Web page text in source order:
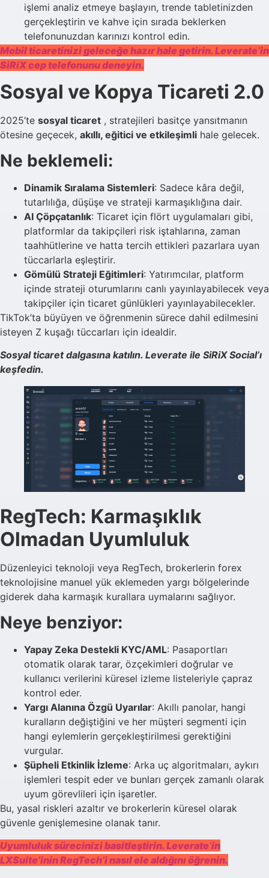
işlemi analiz etmeye başlayın, trende tabletinizden
gerçekleştirin ve kahve için sırada beklerken
telefonunuzdan karınızı kontrol edin.
Mobil ticaretinizi geleceğe hazır hale getirin. Leverate’in
SiRiX cep telefonunu deneyin.
Sosyal ve Kopya Ticareti 2.0
2025’te sosyal ticaret , stratejileri basitçe yansıtmanın
ötesine geçecek, akıllı, eğitici ve etkileşimli hale gelecek.
Ne beklemeli:
Dinamik Sıralama Sistemleri: Sadece kâra değil,
tutarlılığa, düşüşe ve strateji karmaşıklığına dair.
AI Çöpçatanlık: Ticaret için flört uygulamaları gibi,
platformlar da takipçileri risk iştahlarına, zaman
taahhütlerine ve hatta tercih ettikleri pazarlara uyan
tüccarlarla eşleştirir.
Gömülü Strateji Eğitimleri: Yatırımcılar, platform
içinde strateji oturumlarını canlı yayınlayabilecek veya
takipçiler için ticaret günlükleri yayınlayabilecekler.
TikTok’ta büyüyen ve öğrenmenin sürece dahil edilmesini
isteyen Z kuşağı tüccarları için idealdir.
Sosyal ticaret dalgasına katılın. Leverate ile SiRiX Social’ı
keşfedin.
RegTech: Karmaşıklık
Olmadan Uyumluluk
Düzenleyici teknoloji veya RegTech, brokerlerin forex
teknolojisine manuel yük eklemeden yargı bölgelerinde
giderek daha karmaşık kurallara uymalarını sağlıyor.
Neye benziyor:
Yapay Zeka Destekli KYC/AML: Pasaportları
otomatik olarak tarar, özçekimleri doğrular ve
kullanıcı verilerini küresel izleme listeleriyle çapraz
kontrol eder.
Yargı Alanına Özgü Uyarılar: Akıllı panolar, hangi
kuralların değiştiğini ve her müşteri segmenti için
hangi eylemlerin gerçekleştirilmesi gerektiğini
vurgular.
Şüpheli Etkinlik İzleme: Arka uç algoritmaları, aykırı
işlemleri tespit eder ve bunları gerçek zamanlı olarak
uyum görevlileri için işaretler.
Bu, yasal riskleri azaltır ve brokerlerin küresel olarak
güvenle genişlemesine olanak tanır.
Uyumluluk sürecinizi basitleştirin. Leverate’in
LXSuite’inin RegTech’i nasıl ele aldığını öğrenin.